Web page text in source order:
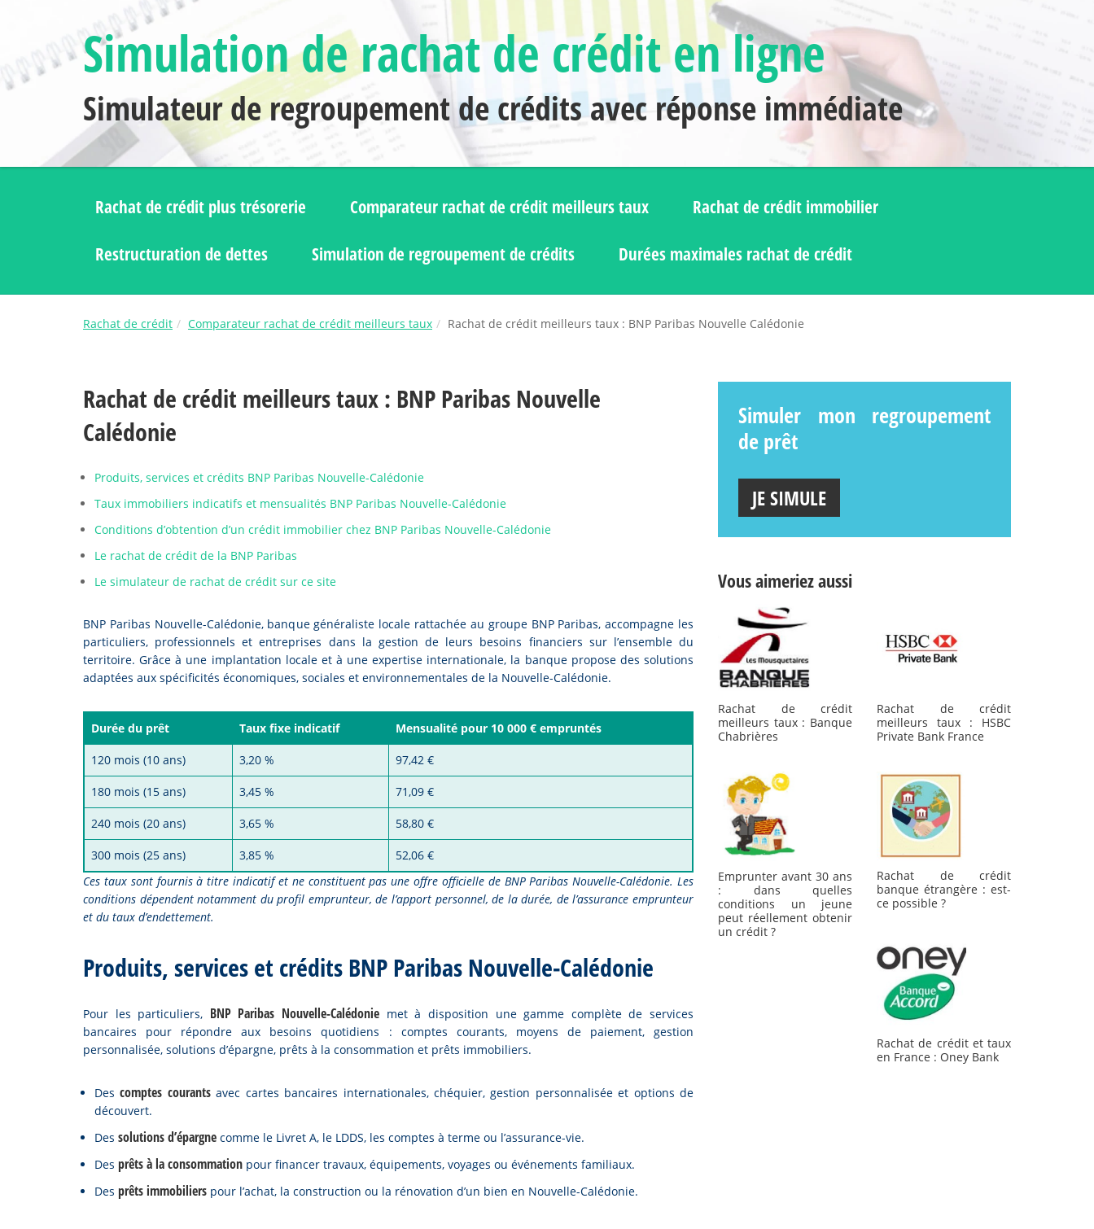
Simulation de rachat de crédit en ligne
Simulateur de regroupement de crédits avec réponse immédiate
Rachat de crédit plus trésorerie Comparateur rachat de crédit meilleurs taux Rachat de crédit immobilier
Restructuration de dettes Simulation de regroupement de crédits Durées maximales rachat de crédit
Rachat de crédit Comparateur rachat de crédit meilleurs taux Rachat de crédit meilleurs taux : BNP Paribas Nouvelle Calédonie
Rachat de crédit meilleurs taux : BNP Paribas Nouvelle
Calédonie
Produits, services et crédits BNP Paribas Nouvelle-Calédonie
Taux immobiliers indicatifs et mensualités BNP Paribas Nouvelle-Calédonie
Conditions d’obtention d’un crédit immobilier chez BNP Paribas Nouvelle-Calédonie
Le rachat de crédit de la BNP Paribas
Le simulateur de rachat de crédit sur ce site
BNP Paribas Nouvelle-Calédonie, banque généraliste locale rattachée au groupe BNP Paribas, accompagne les
particuliers, professionnels et entreprises dans la gestion de leurs besoins financiers sur l’ensemble du
territoire. Grâce à une implantation locale et à une expertise internationale, la banque propose des solutions
adaptées aux spécificités économiques, sociales et environnementales de la Nouvelle-Calédonie.
Durée du prêt Taux fixe indicatif Mensualité pour 10 000 € empruntés
120 mois (10 ans) 3,20 % 97,42 €
180 mois (15 ans) 3,45 % 71,09 €
240 mois (20 ans) 3,65 % 58,80 €
300 mois (25 ans) 3,85 %
52,06 €
Ces taux sont fournis à titre indicatif et ne constituent pas une offre officielle de BNP Paribas Nouvelle-Calédonie. Les
conditions dépendent notamment du profil emprunteur, de l’apport personnel, de la durée, de l’assurance emprunteur
et du taux d’endettement.
Produits, services et crédits BNP Paribas Nouvelle-Calédonie
Pour les particuliers, BNP Paribas Nouvelle-Calédonie met à disposition une gamme complète de services
bancaires pour répondre aux besoins quotidiens : comptes courants, moyens de paiement, gestion
personnalisée, solutions d’épargne, prêts à la consommation et prêts immobiliers.
Descomptes courantsavec cartes bancaires internationales, chéquier, gestion personnalisée et options de
découvert.
Des solutions d’épargne comme le Livret A, le LDDS, les comptes à terme ou l’assurance-vie.
Des prêts à la consommation pour financer travaux, équipements, voyages ou événements familiaux.
Des prêts immobiliers pour l’achat, la construction ou la rénovation d’un bien en Nouvelle-Calédonie.
Simuler mon regroupement
de prêt
JE SIMULE
Vous aimeriez aussi
Rachat de crédit
meilleurs taux : Banque
Chabrières
Rachat de crédit
meilleurs taux : HSBC
Private Bank France
Emprunter avant 30 ans
: dans quelles
conditions un jeune
peut réellement obtenir
un crédit ?
Rachat de crédit
banque étrangère : est-
ce possible ?
Rachat de crédit et taux
en France : Oney Bank